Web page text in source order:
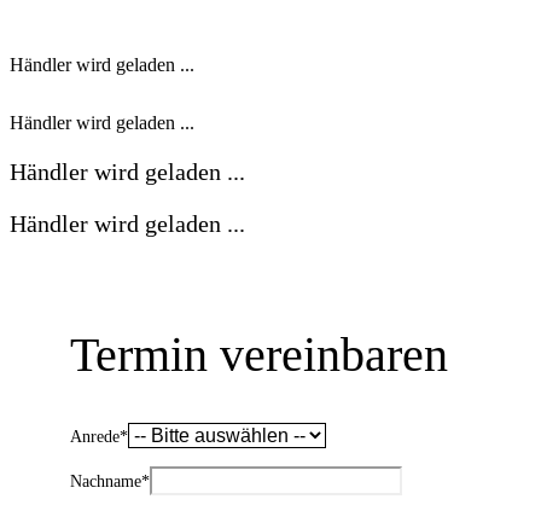
Händler wird geladen ...
Händler wird geladen ...
Händler wird geladen ...
Händler wird geladen ...
Termin vereinbaren
Anrede*
Nachname*